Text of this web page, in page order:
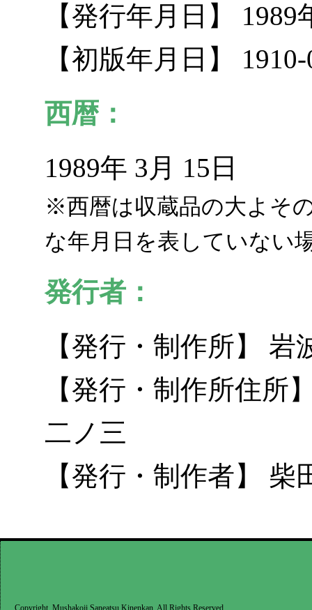
【発行年月日】 1989
【初版年月日】
西暦：
1989年 3月 15日
※西暦は収蔵品の大よそ
な年月日を表していない
発行者：
【発行・制作所】
【発行・制作所住所
二ノ三
【発行・制作者】 柴
Copyright, Mushakoji Saneatsu Kinenkan. All Rights Reserved.